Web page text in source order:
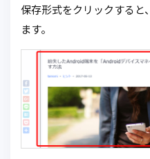
保存形式をクリックする
ます。